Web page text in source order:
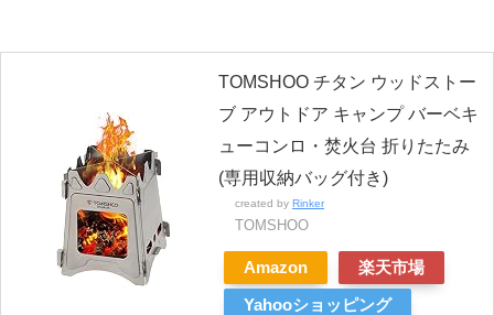
TOMSHOO チタン ウッドストー
ブ アウトドア キャンプ バーベキ
ューコンロ・焚火台 折りたたみ
(専用収納バッグ付き)
created by Rinker
TOMSHOO
Amazon 楽天市場
Yahooショッピング